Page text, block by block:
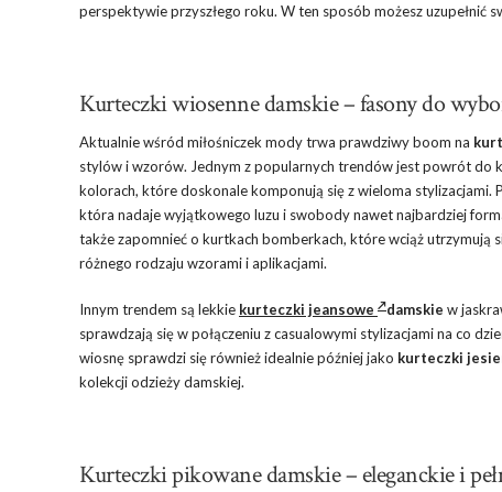
perspektywie przyszłego roku. W ten sposób możesz uzupełnić
Kurteczki wiosenne damskie – fasony do
Aktualnie wśród miłośniczek mody trwa prawdziwy boom na
stylów i wzorów. Jednym z popularnych trendów jest powrót do
kolorach, które doskonale komponują się z wieloma
która nadaje wyjątkowego luzu i swobody nawet najbardziej
także zapomnieć o kurtkach bomberkach, które wciąż utrzymują
różnego rodzaju wzorami i aplikacjami.
Innym trendem są lekkie kurteczki jeansowe damskie w
sprawdzają się w połączeniu z casualowymi stylizacjami na co
wiosnę sprawdzi się również idealnie później jako kurteczki
kolekcji odzieży damskiej.
Kurteczki pikowane damskie – eleganckie i